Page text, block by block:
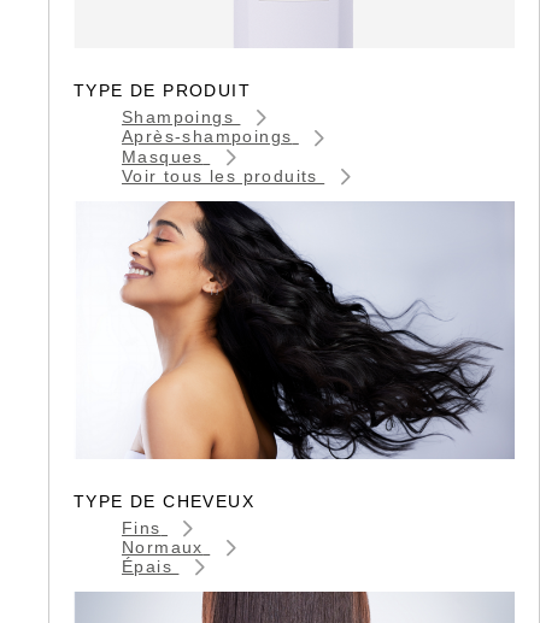
TYPE DE PRODUIT
Shampoings
Après-shampoings
Masques
Voir tous les produits
TYPE DE CHEVEUX
Fins
Normaux
Épais